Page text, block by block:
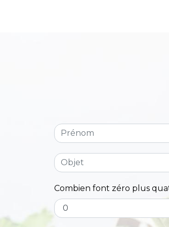
Combien font zéro plus